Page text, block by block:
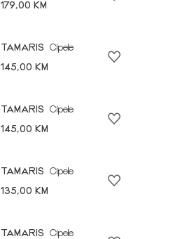
179,00 KM
TAMARIS
Cipele
145,00 KM
TAMARIS
Cipele
145,00 KM
TAMARIS
Cipele
135,00 KM
TAMARIS
Cipele